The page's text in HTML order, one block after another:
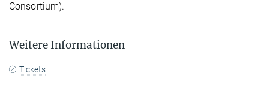
Consortium).
Weitere Informationen
Tickets